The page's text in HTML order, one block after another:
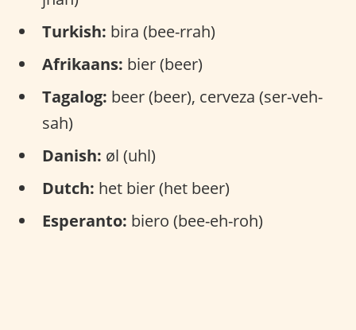
Turkish: bira (bee-rrah)
Afrikaans: bier (beer)
Tagalog: beer (beer), cerveza (ser-veh-
sah)
Danish: øl (uhl)
Dutch: het bier (het beer)
Esperanto: biero (bee-eh-roh)